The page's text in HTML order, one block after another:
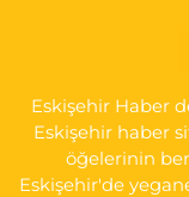
İSTİKLAL MAH. ŞAİR
KARŞI KÖŞESİ ŞAİR
0 (222) 230 11 31
Eskişehir Haber
Eskişehir haber
öğelerinin
Eskişehir'de